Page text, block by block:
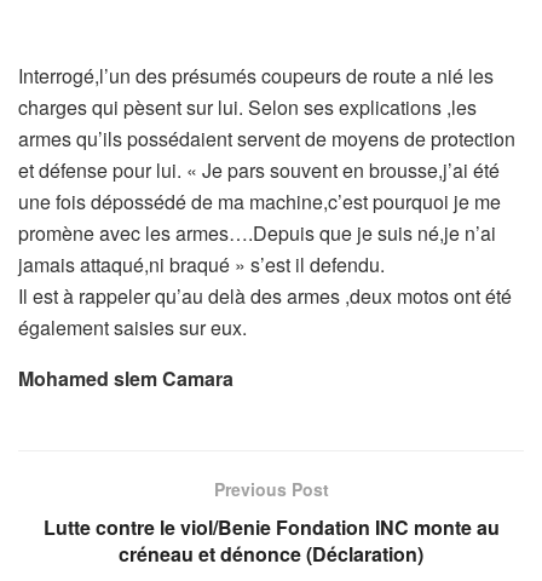
Interrogé,l’un des présumés coupeurs de route a nié les
charges qui pèsent sur lui. Selon ses explications ,les
armes qu’ils possédaient servent de moyens de protection
et défense pour lui. « Je pars souvent en brousse,j’ai été
une fois dépossédé de ma machine,c’est pourquoi je me
promène avec les armes….Depuis que je suis né,je n’ai
jamais attaqué,ni braqué » s’est il defendu.
Il est à rappeler qu’au delà des armes ,deux motos ont été
également saisies sur eux.
Mohamed slem Camara
Previous Post
Lutte contre le viol/Benie Fondation INC monte au
créneau et dénonce (Déclaration)